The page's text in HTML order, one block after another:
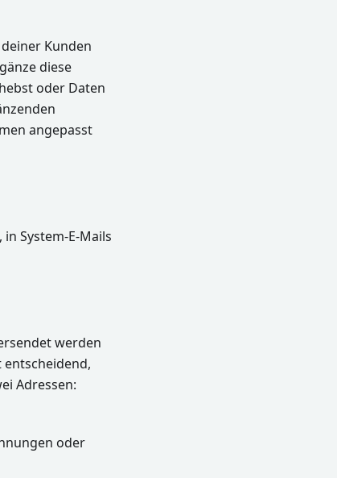
Kunden
diese
oder Daten
angepasst
System-E-Mails
werden
entscheidend,
Adressen:
oder